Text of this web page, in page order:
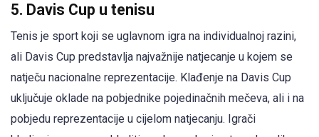
5. Davis Cup u tenisu
Tenis je sport koji se uglavnom igra na individualnoj razini,
ali Davis Cup predstavlja najvažnije natjecanje u kojem se
natječu nacionalne reprezentacije. Klađenje na Davis Cup
uključuje oklade na pobjednike pojedinačnih mečeva, ali i na
pobjedu reprezentacije u cijelom natjecanju. Igrači